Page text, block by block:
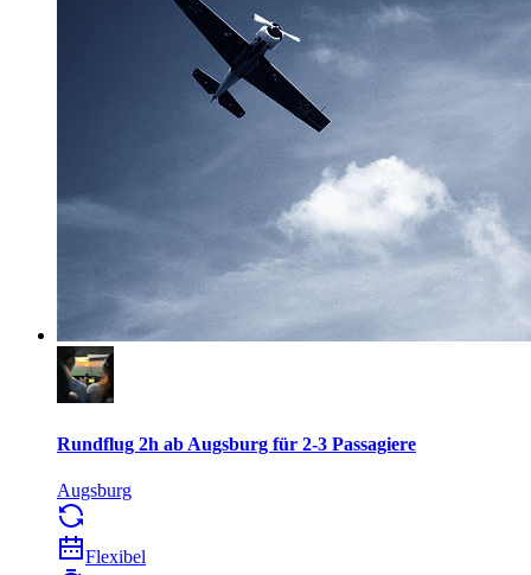
Rundflug 2h ab Augsburg für 2-3 Passagiere
Augsburg
Flexibel